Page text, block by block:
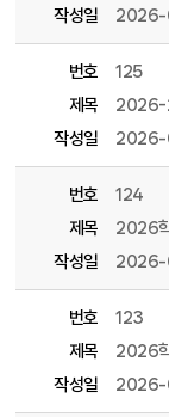
작성일
2026-
번호
125
제목
2026-2
작성일
번호
124
제목
2026
작성일
번호
123
제목
2026
작성일